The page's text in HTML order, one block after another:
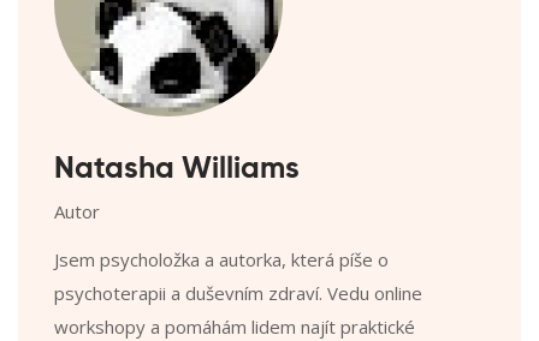
Natasha Williams
Autor
Jsem psycholožka a autorka, která píše o
psychoterapii a duševním zdraví. Vedu online
workshopy a pomáhám lidem najít praktické